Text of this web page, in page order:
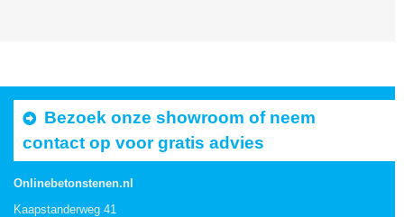
Bezoek onze showroom of neem
contact op voor gratis advies
Onlinebetonstenen.nl
Kaapstanderweg 41